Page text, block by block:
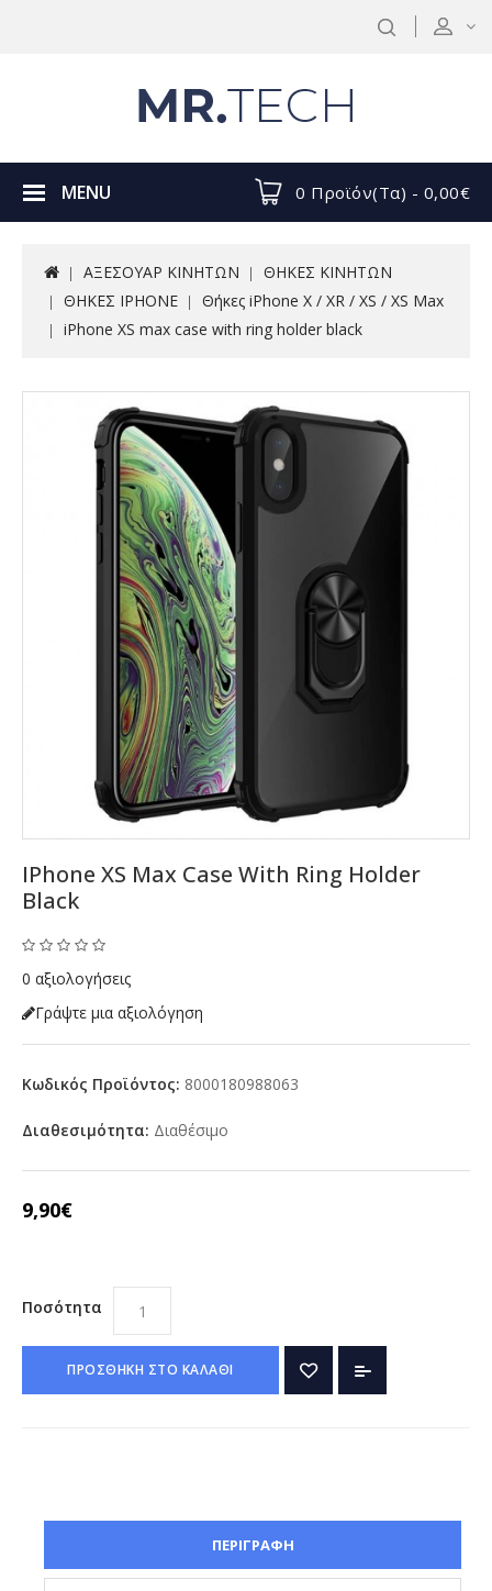
0 Προϊόν(τα) - 0,00€
MENU
ΑΞΕΣΟΥΑΡ ΚΙΝΗΤΩΝ
ΘΗΚΕΣ ΚΙΝΗΤΩΝ
ΘΗΚΕΣ IPHONE
Θήκες iPhone X / XR / XS / XS Max
iPhone XS max case with ring holder black
IPhone XS Max Case With Ring Holder
Black
0 αξιολογήσεις
Γράψτε μια αξιολόγηση
Κωδικός Προϊόντος: 8000180988063
Διαθεσιμότητα: Διαθέσιμο
9,90€
Ποσότητα
ΠΡΟΣΘΗΚΗ ΣΤΟ ΚΑΛΑΘΙ
ΠΕΡΙΓΡΑΦΗ